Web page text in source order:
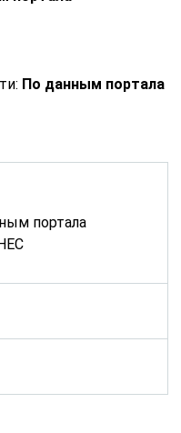
По данным портала
портала